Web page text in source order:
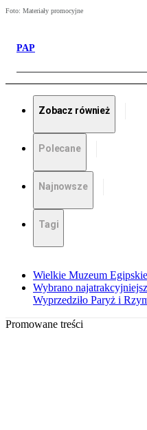
Foto: Materiały promocyjne
PAP
Zobacz również
Polecane
Najnowsze
Tagi
Wielkie Muzeum
Wybrano
Wyprzedziło Paryż i
Promowane treści